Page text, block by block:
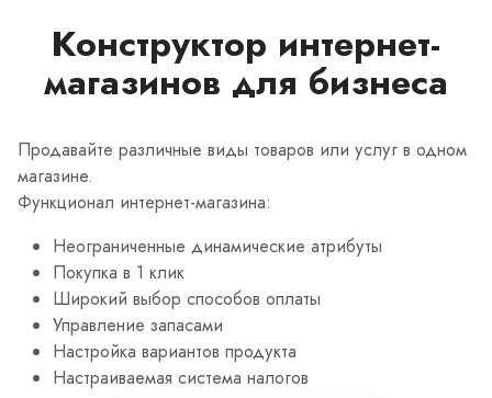
Конструктор интернет-
магазинов для бизнеса
Продавайте различные виды товаров или услуг в одном
магазине.
Функционал интернет-магазина:
Неограниченные динамические атрибуты
Покупка в 1 клик
Широкий выбор способов оплаты
Управление запасами
Настройка вариантов продукта
Настраиваемая система налогов